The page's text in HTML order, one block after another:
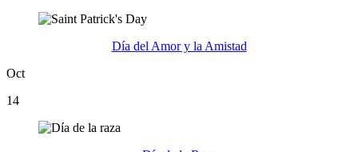
Día del Amor y la Amistad
Oct
14